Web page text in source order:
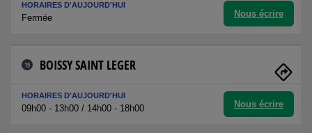
HORAIRES D'AUJOURD'HUI
Fermée Nous écrire
19 BOISSY SAINT LEGER
HORAIRES D'AUJOURD'HUI
09h00 - 13h00 / 14h00 - 18h00 Nous écrire